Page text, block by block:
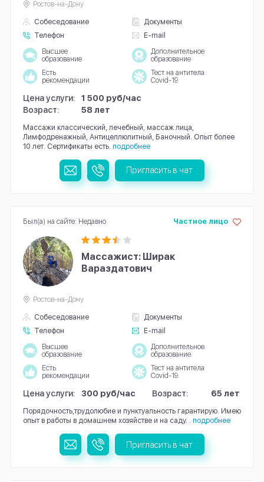
Собеседование
Документы
Телефон
E-mail
Ростов-на-Дону
Высшее
образование
Дополнительное
образование
Есть
рекомендации
Тест на антитела
Covid-19
Цена услуги:
1 500 руб/час
Возраст:
58 лет
Массажи классический, лечебный, массаж лица,
Лимфодренажный, Антицеллюлитный, Баночный. Опыт более
10 лет. Сертификаты есть. подробнее
Пригласить в чат
Массажист: Ширак
Вараздатович
Собеседование
Документы
Телефон
E-mail
Частное лицо
Ростов-на-Дону
Высшее
образование
Дополнительное
образование
Есть
рекомендации
Тест на антитела
Covid-19
Цена услуги: 300 руб/час Возраст: 65 лет
Порядочность,трудолюбие и пунктуальность гарантирую. Имею
опыт в работы в домашнем хозяйстве и на саду. .
подробнее
Был(а) на сайте: Недавно
Пригласить в чат